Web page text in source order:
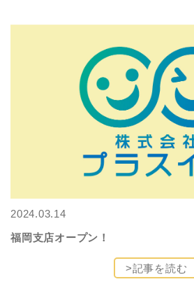
2024.03.14
福岡支店オープン！
>記事を読む